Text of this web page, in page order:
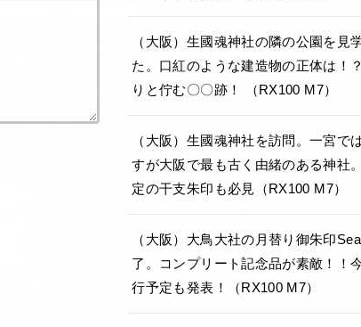
（大阪）生國魂神社の隣の公園を見
た。口紅のような建造物の正体は！
りと佇む〇〇跡！ （RX100 M7）
（大阪）生國魂神社を訪問。一宮で
すが大阪で最も古く由緒のある神社
定の干支朱印も必見（RX100 M7）
（大阪）大鳥大社の月替り御朱印
了。コンプリート記念品が素敵！！
行予定も発表！（RX100 M7）